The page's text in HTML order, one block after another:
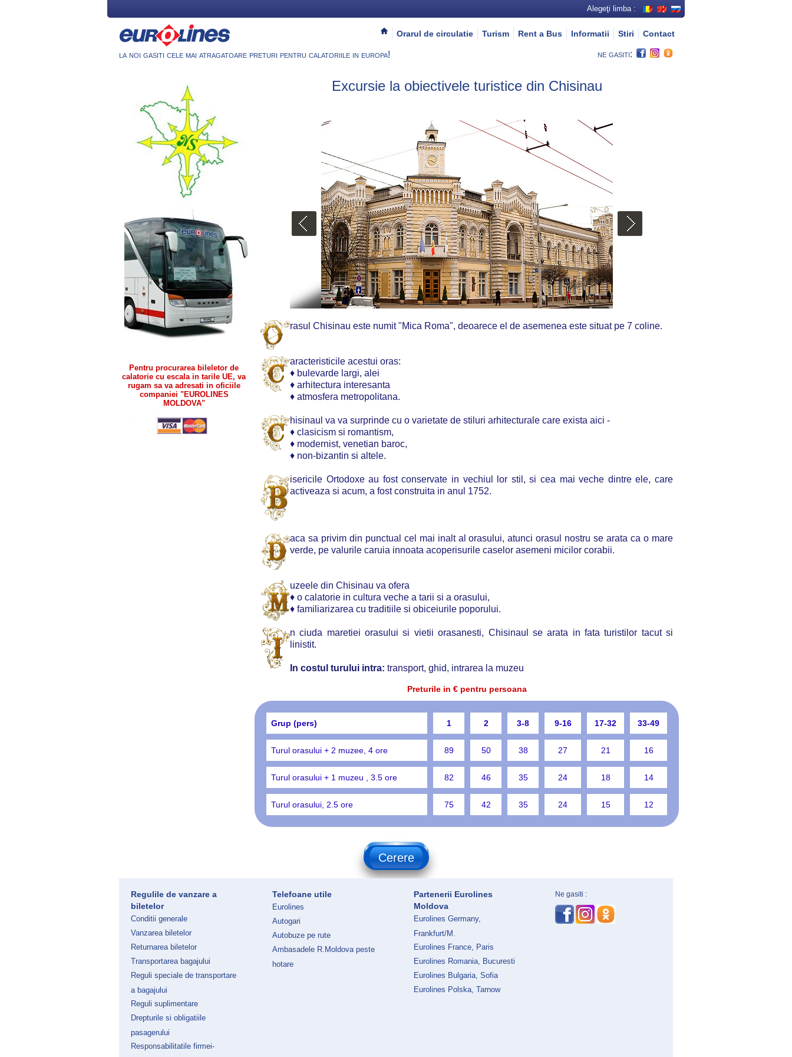
Alegeţi limba :
Orarul de circulatie Turism Rent a Bus Informatii Stiri Contact
la noi gasiti cele mai atragatoare preturi pentru calatoriile in europa! ne gasiti:
Pentru procurarea bileletor de
calatorie cu escala in tarile UE, va
rugam sa va adresati in oficiile
companiei "EUROLINES
MOLDOVA"
Excursie la obiectivele turistice din Chisinau
rasul Chisinau este numit "Mica Roma", deoarece el de asemenea este situat pe 7 coline.
aracteristicile acestui oras:
♦ bulevarde largi, alei
♦ arhitectura interesanta
♦ atmosfera metropolitana.
hisinaul va va surprinde cu o varietate de stiluri arhitecturale care exista aici -
♦ clasicism si romantism,
♦ modernist, venetian baroc,
♦ non-bizantin si altele.
isericile Ortodoxe au fost conservate in vechiul lor stil, si cea mai veche dintre ele, care
activeaza si acum, a fost construita in anul 1752.
aca sa privim din punctual cel mai inalt al orasului, atunci orasul nostru se arata ca o mare
verde, pe valurile caruia innoata acoperisurile caselor asemeni micilor corabii.
uzeele din Chisinau va ofera
♦ o calatorie in cultura veche a tarii si a orasului,
♦ familiarizarea cu traditiile si obiceiurile poporului.
n ciuda maretiei orasului si vietii orasanesti, Chisinaul se arata in fata turistilor tacut si
linistit.
In costul turului intra: transport, ghid, intrarea la muzeu
Preturile in € pentru persoana
Grup (pers) 1 2 3-8 9-16 17-32 33-49
Turul orasului + 2 muzee, 4 ore 89 50 38 27 21 16
Turul orasului + 1 muzeu , 3.5 ore 82 46 35 24 18 14
Turul orasului, 2.5 ore 75 42 35 24 15 12
Cerere
Regulile de vanzare a
biletelor
Conditii generale
Vanzarea biletelor
Returnarea biletelor
Transportarea bagajului
Reguli speciale de transportare
a bagajului
Reguli suplimentare
Drepturile si obligatiile
pasagerului
Responsabilitatile firmei-
Telefoane utile
Eurolines
Autogari
Autobuze pe rute
Ambasadele R.Moldova peste
hotare
Partenerii Eurolines
Moldova
Eurolines Germany,
Frankfurt/M.
Eurolines France, Paris
Eurolines Romania, Bucuresti
Eurolines Bulgaria, Sofia
Eurolines Polska, Tarnow
Ne gasiti :